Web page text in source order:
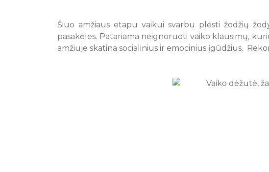
Šiuo amžiaus etapu vaikui svarbu plėsti žodžių
pasakėles. Patariama neignoruoti vaiko klausimų,
amžiuje skatina socialinius ir emocinius įgūdžius.